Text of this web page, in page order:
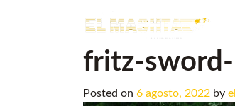
Main Navigation
fritz-
Posted on 6 agosto, 2022 by